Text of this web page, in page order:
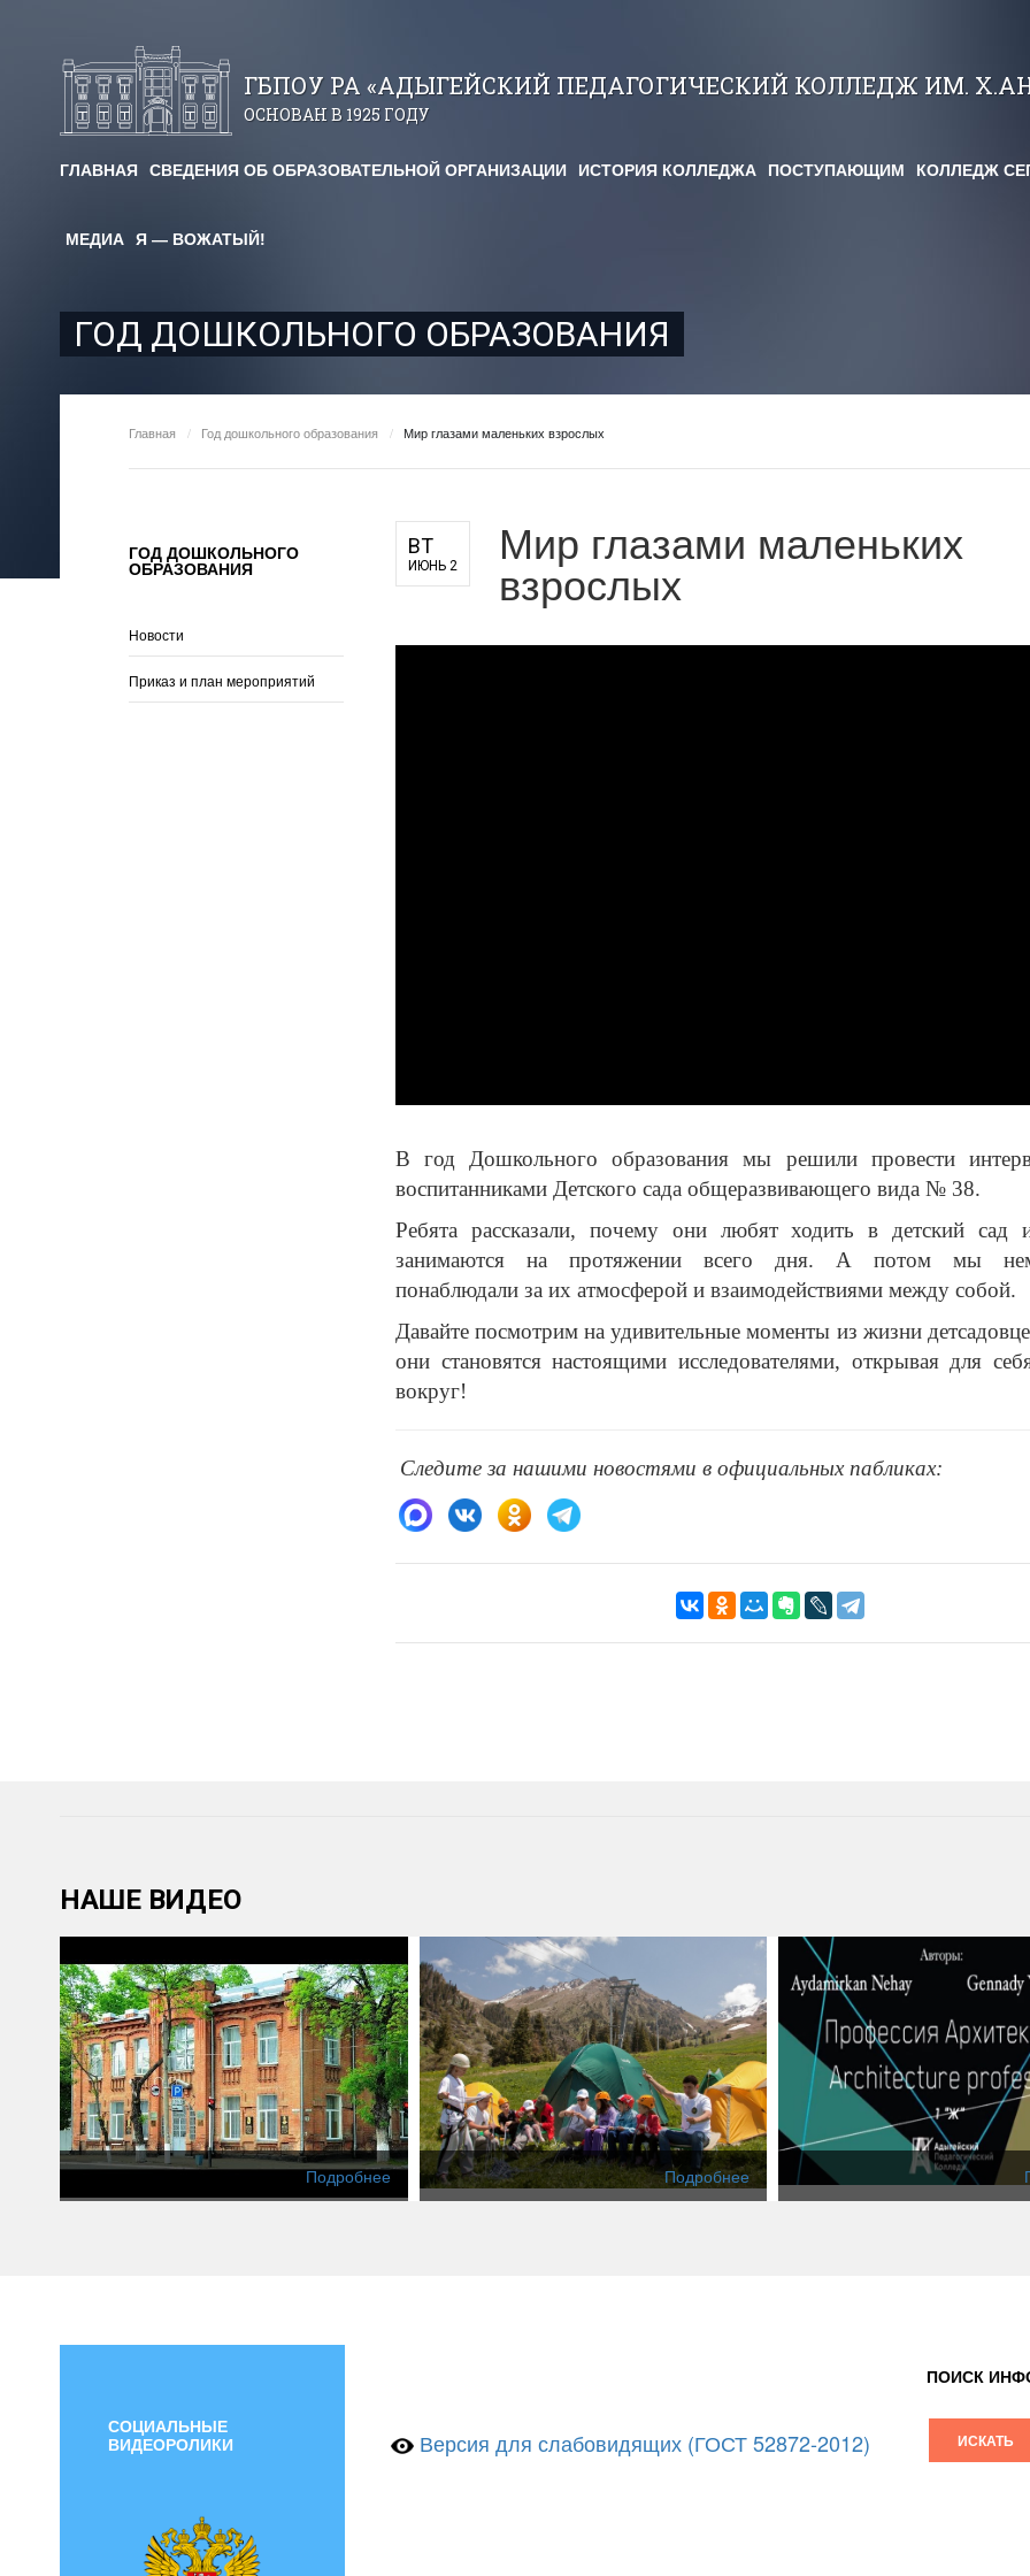
ГБПОУ РА «АДЫГЕЙСКИЙ ПЕДАГОГИЧЕСКИЙ КОЛЛЕДЖ ИМ.
ОСНОВАН В 1925 ГОДУ
ГЛАВНАЯ СВЕДЕНИЯ ОБ ОБРАЗОВАТЕЛЬНОЙ ОРГАНИЗАЦИИ ИСТОРИЯ КОЛЛЕДЖА ПОСТУПАЮЩИМ КОЛЛЕДЖ
МЕДИА Я — ВОЖАТЫЙ!
ГОД ДОШКОЛЬНОГО ОБРАЗОВАНИЯ
Главная / Год дошкольного образования / Мир глазами маленьких взрослых
ВТ
ИЮНЬ 2 Мир глазами маленьких
взрослых
В год Дошкольного образования мы решили провести
воспитанниками Детского сада общеразвивающего вида № 38.
Ребята рассказали, почему они любят ходить в детский сад
занимаются на протяжении всего дня. А потом мы
понаблюдали за их атмосферой и взаимодействиями между собой.
Давайте посмотрим на удивительные моменты из жизни
они становятся настоящими исследователями, открывая для
вокруг!
Следите за нашими новостями в официальных пабликах:
ГОД ДОШКОЛЬНОГО
ОБРАЗОВАНИЯ
Новости
Приказ и план мероприятий
НАШЕ ВИДЕО
Подробнее Подробнее
СОЦИАЛЬНЫЕ
ВИДЕОРОЛИКИ
Версия для слабовидящих (ГОСТ 52872-2012)
ПОИСК